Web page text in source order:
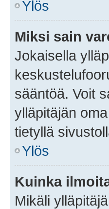
Ylös
Miksi sain
Jokaisella
sääntöä. Voit
ylläpitäjän
tietyllä
Ylös
Kuinka
Mikäli